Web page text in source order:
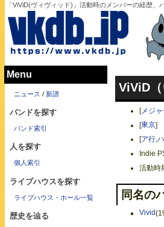
「ViViD(ヴィヴィッド)」活動時のメンバーの経歴
ViViD（
[メジ
[東京]
[ア行,
Indie
活動時
同名の
Vivid
Menu
ニュース / 新譜
バンドを探す
バンド索引
人を探す
個人索引
ライブハウスを探す
ライブハウス・ホール一覧
歴史を辿る